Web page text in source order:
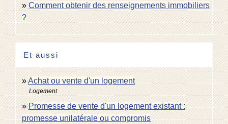
Comment obtenir des renseignements immobiliers
?
Et aussi
Achat ou vente d'un logement
Logement
Promesse de vente d'un logement existant :
promesse unilatérale ou compromis